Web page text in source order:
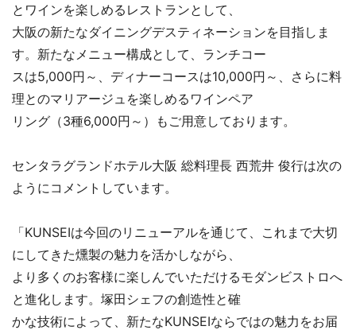
とワインを楽しめるレストランとして、
大阪の新たなダイニングデスティネーションを目指しま
す。新たなメニュー構成として、ランチコー
スは5,000円～、ディナーコースは10,000円～、さらに料
理とのマリアージュを楽しめるワインペア
リング（3種6,000円～）もご用意しております。
センタラグランドホテル大阪 総料理長 西荒井 俊行は次の
ようにコメントしています。
「KUNSEIは今回のリニューアルを通じて、これまで大切
にしてきた燻製の魅力を活かしながら、
より多くのお客様に楽しんでいただけるモダンビストロへ
と進化します。塚田シェフの創造性と確
かな技術によって、新たなKUNSEIならではの魅力をお届